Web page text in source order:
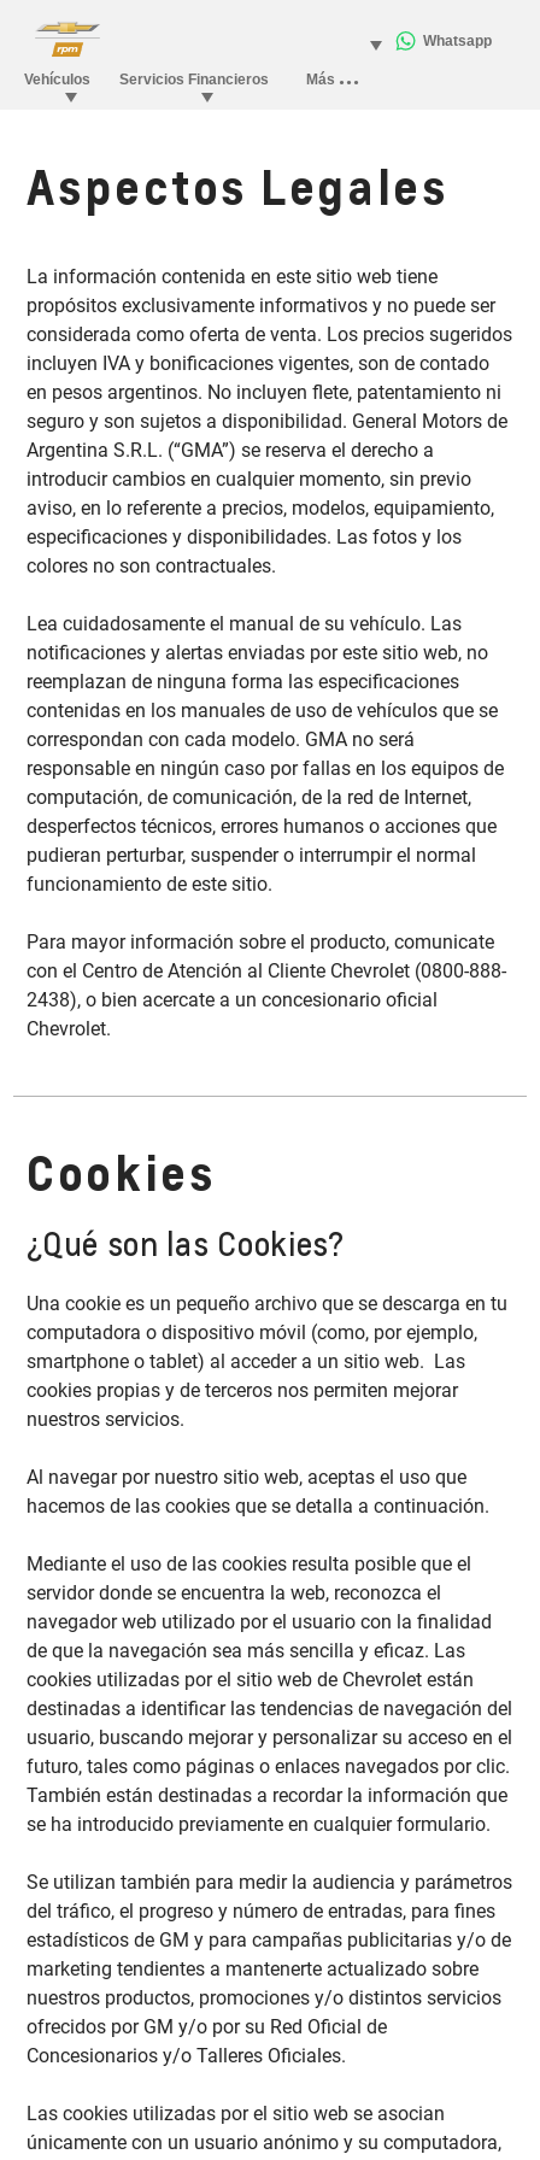
Aspectos Legales
La información contenida en este sitio web tiene
propósitos exclusivamente informativos y no puede ser
considerada como oferta de venta. Los precios sugeridos
incluyen IVA y bonificaciones vigentes, son de contado
en pesos argentinos. No incluyen flete, patentamiento ni
seguro y son sujetos a disponibilidad. General Motors de
Argentina S.R.L. (“GMA”) se reserva el derecho a
introducir cambios en cualquier momento, sin previo
aviso, en lo referente a precios, modelos, equipamiento,
especificaciones y disponibilidades. Las fotos y los
colores no son contractuales.
Lea cuidadosamente el manual de su vehículo. Las
notificaciones y alertas enviadas por este sitio web, no
reemplazan de ninguna forma las especificaciones
contenidas en los manuales de uso de vehículos que se
correspondan con cada modelo. GMA no será
responsable en ningún caso por fallas en los equipos de
computación, de comunicación, de la red de Internet,
desperfectos técnicos, errores humanos o acciones que
pudieran perturbar, suspender o interrumpir el normal
funcionamiento de este sitio.
Para mayor información sobre el producto, comunicate
con el Centro de Atención al Cliente Chevrolet (0800-888-
2438), o bien acercate a un concesionario oficial
Chevrolet.
Cookies
¿Qué son las Cookies?
Una cookie es un pequeño archivo que se descarga en tu
computadora o dispositivo móvil (como, por ejemplo,
smartphone o tablet) al acceder a un sitio web. Las
cookies propias y de terceros nos permiten mejorar
nuestros servicios.
Al navegar por nuestro sitio web, aceptas el uso que
hacemos de las cookies que se detalla a continuación.
Mediante el uso de las cookies resulta posible que el
servidor donde se encuentra la web, reconozca el
navegador web utilizado por el usuario con la finalidad
de que la navegación sea más sencilla y eficaz. Las
cookies utilizadas por el sitio web de Chevrolet están
destinadas a identificar las tendencias de navegación del
usuario, buscando mejorar y personalizar su acceso en el
futuro, tales como páginas o enlaces navegados por clic.
También están destinadas a recordar la información que
se ha introducido previamente en cualquier formulario.
Se utilizan también para medir la audiencia y parámetros
del tráfico, el progreso y número de entradas, para fines
estadísticos de GM y para campañas publicitarias y/o de
marketing tendientes a mantenerte actualizado sobre
nuestros productos, promociones y/o distintos servicios
ofrecidos por GM y/o por su Red Oficial de
Concesionarios y/o Talleres Oficiales.
Las cookies utilizadas por el sitio web se asocian
únicamente con un usuario anónimo y su computadora,